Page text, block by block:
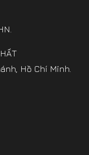
Hồ Chí Minh.